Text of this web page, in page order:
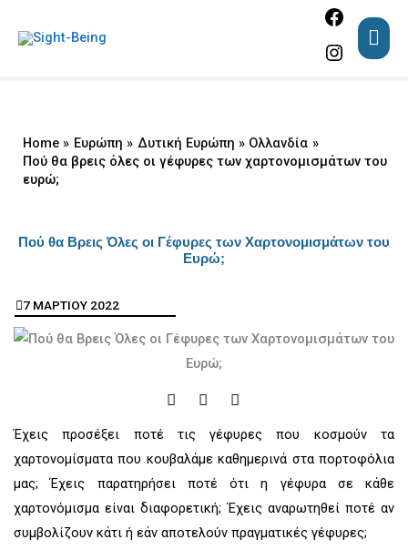
Home Ευρώπη Δυτική Ευρώπη
Ολλανδία
Πού θα βρεις όλες οι γέφυρες των χαρτονομισμάτων του
ευρώ;
Πού θα Βρεις Όλες οι Γέφυρες των Χαρτονομισμάτων του
Ευρώ;
7 ΜΑΡΤΙΟΥ 2022
F
c
b
o
k
I
s
a
r
a
Y
u
t
u
b
e
Έχεις προσέξει ποτέ τις γέφυρες που κοσμούν τα
χαρτονομίσματα που κουβαλάμε καθημερινά στα πορτοφόλια
μας; Έχεις παρατηρήσει ποτέ ότι η γέφυρα σε κάθε
χαρτονόμισμα είναι διαφορετική; Έχεις αναρωτηθεί ποτέ αν
συμβολίζουν κάτι ή εάν αποτελούν πραγματικές γέφυρες;